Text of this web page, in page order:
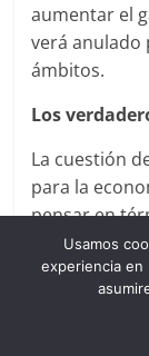
aumentar el
verá anulado
ámbitos.
Los
La cuestión
para la
pensar en
mientras
«ceteris
analítica
a los
Usamos
experiencia